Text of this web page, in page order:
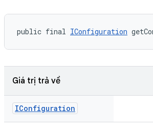
public final IConfiguration
Giá trị trả về
IConfiguration